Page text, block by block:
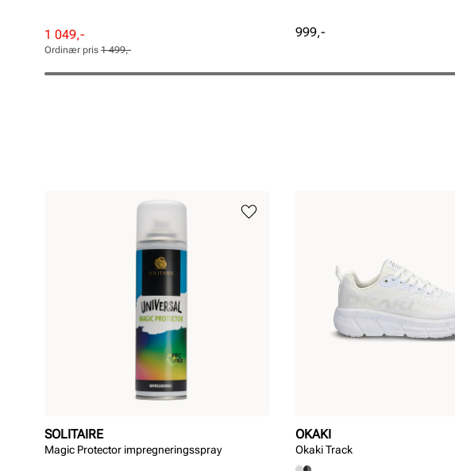
Rabattert
pris
Pris
1 049,-
Ordinær
pris
Pris
Ordinær pris 1 499,-
Pris
999,-
SOLITAIRE
Magic Protector impregneringsspray
OKAKI
Okaki Track